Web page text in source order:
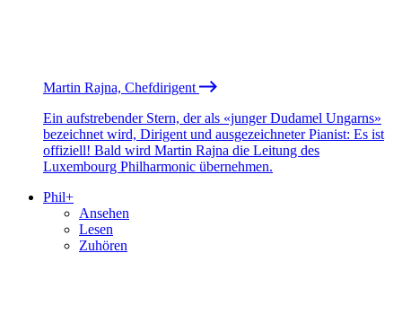
Martin Rajna, Chefdirigent
Ein aufstrebender Stern, der als «junger Dudamel Ungarns»
bezeichnet wird, Dirigent und ausgezeichneter Pianist: Es ist
offiziell! Bald wird Martin Rajna die Leitung des
Luxembourg Philharmonic übernehmen.
Phil+
Ansehen
Lesen
Zuhören